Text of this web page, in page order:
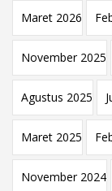
Maret 2026
November 2025
Agustus 2025
Maret 2025
November 2024